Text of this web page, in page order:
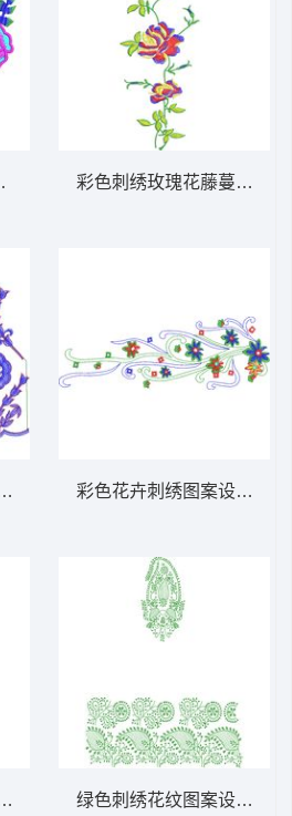
费大花系列1万针以上
免费大花系列1万针以
免费大花系列1万针以
彩色刺绣玫瑰花藤蔓图案
彩色花卉刺绣图案设计 免
绿色刺绣花纹图案设计 免